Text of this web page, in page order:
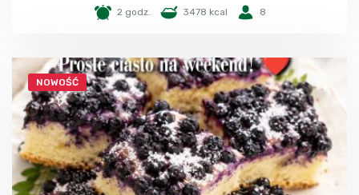
2 godz. 3478 kcal 8
NOWOŚĆ